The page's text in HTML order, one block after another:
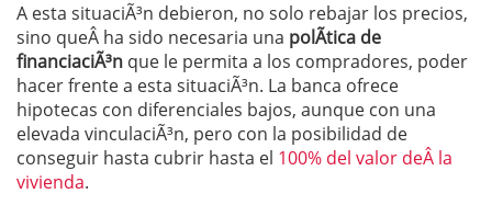
A esta situaciÃ³n debieron, no solo rebajar los precios,
sino queÂ ha sido necesaria una polÃ­tica de
financiaciÃ³n que le permita a los compradores, poder
hacer frente a esta situaciÃ³n. La banca ofrece
hipotecas con diferenciales bajos, aunque con una
elevada vinculaciÃ³n, pero con la posibilidad de
conseguir hasta cubrir hasta el 100% del valor deÂ la
vivienda.